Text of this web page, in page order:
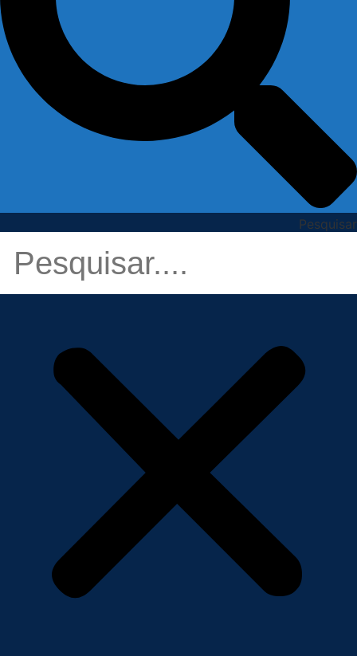
Pesquisar